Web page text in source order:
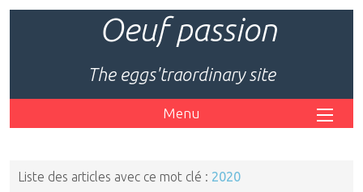
Oeuf passion
The eggs'traordinary site
Menu
Liste des articles avec ce mot clé : 2020